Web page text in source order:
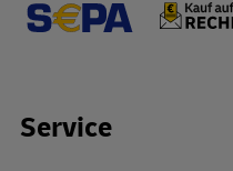
Footer Links
Service